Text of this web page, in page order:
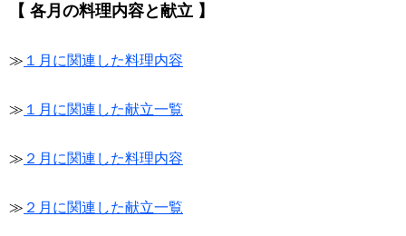
【 各月の料理内容と献立 】
≫ １月に関連した料理内容
≫ １月に関連した献立一覧
≫ ２月に関連した料理内容
≫ ２月に関連した献立一覧